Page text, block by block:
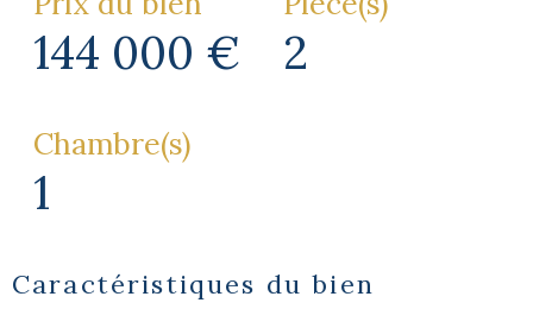
144 000 € 2
Chambre(s)
1
Caractéristiques du bien